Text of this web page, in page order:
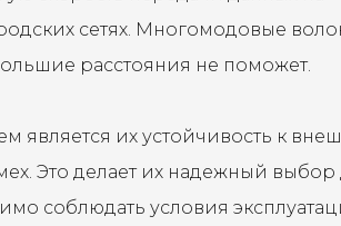
сетях. Многомодовые
расстояния не поможет.
является их устойчивость к
Это делает их надежный выбор
соблюдать условия